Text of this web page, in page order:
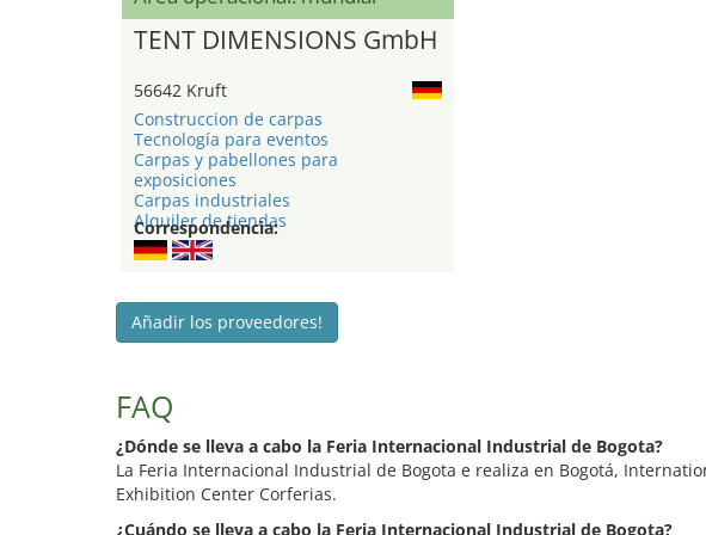
TENT DIMENSIONS GmbH
56642 Kruft
Construccion de carpas
Tecnología para eventos
Carpas y pabellones para
exposiciones
Carpas industriales
Alquiler de tiendas
Correspondencia:
Añadir los proveedores!
FAQ
¿Dónde se lleva a cabo la Feria Internacional Industrial de Bogota?
La Feria Internacional Industrial de Bogota e realiza en Bogotá,
Exhibition Center Corferias.
¿Cuándo se lleva a cabo la Feria Internacional Industrial de Bogota?